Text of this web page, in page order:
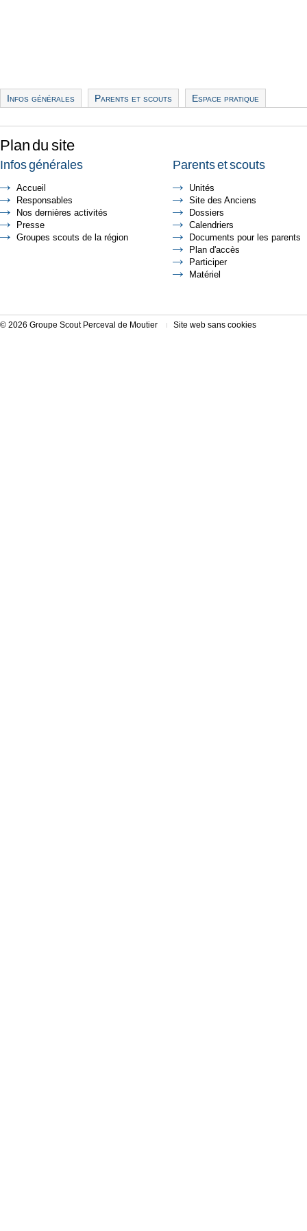
Infos générales Parents et scouts Espace pratique
Plan du site
Infos générales
Accueil
Responsables
Nos dernières activités
Presse
Groupes scouts de la région
Parents et scouts
Unités
Site des Anciens
Dossiers
Calendriers
Documents pour les parents
Plan d'accès
Participer
Matériel
© 2026 Groupe Scout Perceval de Moutier Site web sans cookies